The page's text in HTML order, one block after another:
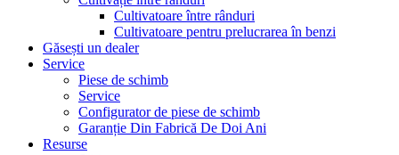
Cultivatoare între rânduri
Cultivatoare pentru prelucrarea în benzi
Găsești un dealer
Service
Piese de schimb
Service
Configurator de piese de schimb
Garanție Din Fabrică De Doi Ani
Resurse